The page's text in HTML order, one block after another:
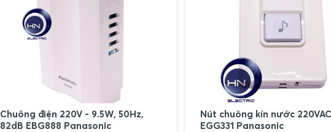
Chuông điện 220V - 9.5W, 50Hz,
82dB EBG888 Panasonic
Nút chuông kín nước
EGG331 Panasonic